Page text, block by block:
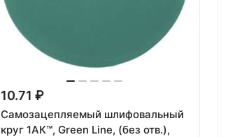
10.71 ₽
Самозацепляемый шлифовальный
круг 1АК™, Green Line, (без отв.),